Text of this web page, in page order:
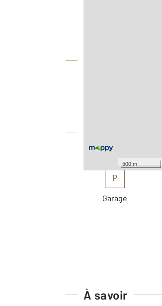
500 m
P
Garage
À savoir